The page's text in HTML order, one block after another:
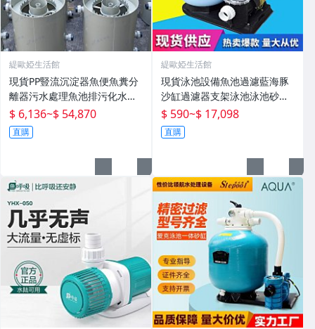
緹歐婭生活館
現貨PP豎流沉淀器魚便魚糞分
離器污水處理魚池排污化水產
殖設備
$ 6,136~$ 54,870
直購
緹歐婭生活館
現貨泳池設備魚池過濾藍海豚
沙缸過濾器支架泳池泳池砂缸
水泵機組
$ 590~$ 17,098
直購